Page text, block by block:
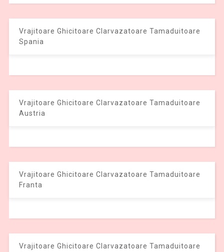
Vrajitoare Ghicitoare Clarvazatoare Tamaduitoare
Spania
Vrajitoare Ghicitoare Clarvazatoare Tamaduitoare
Austria
Vrajitoare Ghicitoare Clarvazatoare Tamaduitoare
Franta
Vrajitoare Ghicitoare Clarvazatoare Tamaduitoare